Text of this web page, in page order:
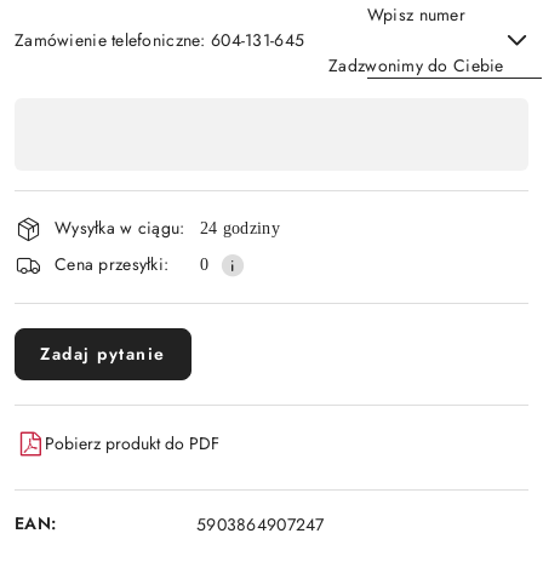
Zamówienie telefoniczne: 604-131-645
Wpisz numer
Zadzwonimy do Ciebie
i
dostawa
Wysyłka w ciągu: 24 godziny
Cena przesyłki: 0
Zadaj pytanie
Pobierz produkt do PDF
EAN: 5903864907247